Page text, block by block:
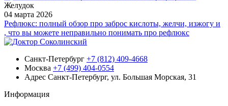
Желудок
04 марта 2026
Рефлюкс: полный обзор про заброс кислоты, желчи, изжогу и
, что вы можете неправильно понимать про рефлюкс
Санкт-Петербург +7 (812) 409-4668
Москва +7 (499) 404-0554
Адрес Санкт-Петербург, ул. Большая Морская, 31
Информация